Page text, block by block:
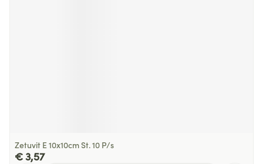
Zetuvit E 10x10cm St. 10 P/s
€ 3,57